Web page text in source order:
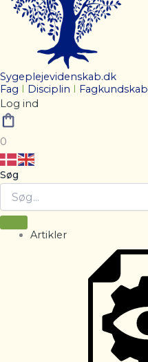
Sygeplejevidenskab.dk
Fag
Disciplin
Fagkundskab
Log ind
0
Søg
Artikler